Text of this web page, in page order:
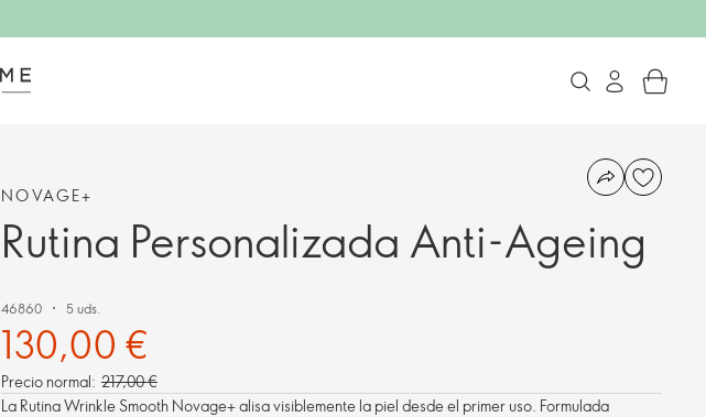
NOVAGE+
Rutina Personalizada Anti-Ageing
46860 5 uds.
130,00 €
Precio normal: 217,00 €
La Rutina Wrinkle Smooth Novage+ alisa visiblemente la piel desde el primer uso. Formulada